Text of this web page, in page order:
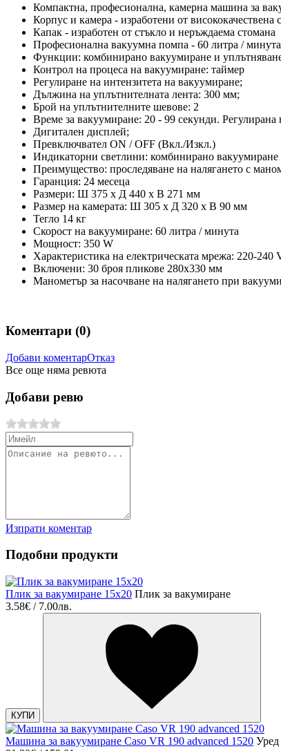
Компактна, професионална, камерна машина за
Корпус и камера - изработени от висококачествена
Капак - изработен от стъкло и неръждаема стомана
Професионална вакуумна помпа - 60 литра / минута
Функции: комбинирано вакуумиране и
Контрол на процеса на вакуумиране: таймер
Регулиране на интензитета на вакуумиране;
Дължина на уплътнителната лента: 300 мм;
Брой на уплътнителните шевове: 2
Време за вакуумиране: 20 - 99 секунди. Регулирана
Дигитален дисплей;
Превключвател ON / OFF (Вкл./Изкл.)
Индикаторни светлини: комбинирано
Преимущество: проследяване на налягането с
Гаранция: 24 месеца
Размери: Ш 375 х Д 440 х В 271 мм
Размер на камерата: Ш 305 х Д 320 х В 90 мм
Тегло 14 кг
Скорост на вакуумиране: 60 литра / минута
Мощност: 350 W
Характеристика на електрическата мрежа: 220-240
Включени: 30 броя пликове 280x330 мм
Манометър за насочване на налягането при
Коментари (0)
Добави коментарОтказ
Все още няма ревюта
Добави ревю
Изпрати коментар
Подобни продукти
Плик за вакумиране 15х20 Плик за вакумиране
3.58€ / 7.00лв.
КУПИ
Машина за вакуумиране Caso VR 190 advanced 1520 Уред